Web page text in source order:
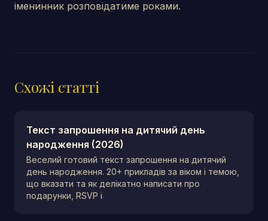
іменинник розповідатиме роками.
Схожі статті
Текст запрошення на дитячий день
народження (2026)
Веселий готовий текст запрошення на дитячий
день народження. 20+ прикладів за віком і темою,
що вказати та як делікатно написати про
подарунки, RSVP і